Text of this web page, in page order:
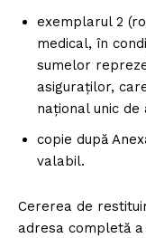
exemplarul 2
medical, în
sumelor
asiguraților,
național unic de
copie după
valabil.
Cererea de
adresa completă